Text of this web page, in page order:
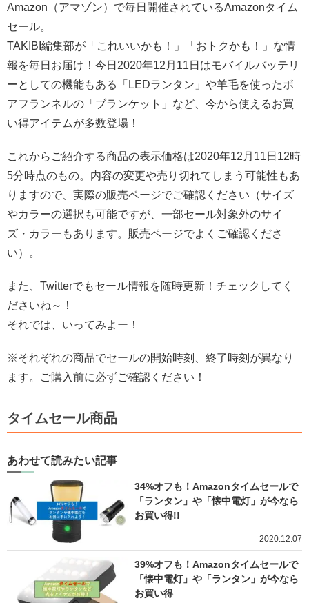
Amazon（アマゾン）で毎日開催されているAmazonタイム
セール。
TAKIBI編集部が「これいいかも！」「おトクかも！」な情
報を毎日お届け！今日2020年12月11日はモバイルバッテリ
ーとしての機能もある「LEDランタン」や羊毛を使ったボ
アフランネルの「ブランケット」など、今から使えるお買
い得アイテムが多数登場！
これからご紹介する商品の表示価格は2020年12月11日12時
5分時点のもの。内容の変更や売り切れてしまう可能性もあ
りますので、実際の販売ページでご確認ください（サイズ
やカラーの選択も可能ですが、一部セール対象外のサイ
ズ・カラーもあります。販売ページでよくご確認くださ
い）。
また、Twitterでもセール情報を随時更新！チェックしてく
ださいね～！
それでは、いってみよー！
※それぞれの商品でセールの開始時刻、終了時刻が異なり
ます。ご購入前に必ずご確認ください！
タイムセール商品
あわせて読みたい記事
34%オフも！Amazonタイムセールで
「ランタン」や「懐中電灯」が今なら
お買い得!!
2020.12.07
39%オフも！Amazonタイムセールで
「懐中電灯」や「ランタン」が今なら
お買い得